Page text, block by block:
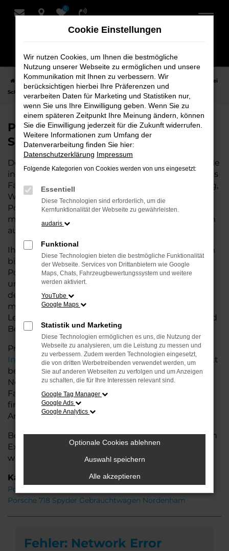
Zum
0
Startseite Nordenham Porsche
Porsche 718 Spyder Fahrzeuge bei
Schmidt + Koch für Nordenham
Porsche 718 Spyder Fahrzeuge bei
Schmidt + Koch für Nordenham
Der Porsche 718 Spyder ist die perfekte Wahl für alle
in Nordenham, die ein zuverlässiges und modernes
Fahrzeug suchen. Ob für den täglichen Arbeitsweg,
Wochenendausflüge oder lange Reisen, der
Porsche 718 Spyder bietet Komfort, Effizienz und
modernes Design, das sowohl in der Stadt als auch
auf dem Land glänzt.
Ihr Porsche Autohaus in der Nähe von Nordenham
bietet Ihnen neben einer breiten Auswahl an
Porsche Fahrzeugen auch umfassende Beratung
und Service. Wir unterstützen Sie bei der Auswahl
des passenden Modells und bieten
maßgeschneiderte Finanzierungslösungen sowie
Leasingoptionen, die perfekt zu Ihrem Budget und
Bedarf passen.
Profitieren Sie von zusätzlichen Services wie
Inzahlungnahme,Wartung und Reparaturendirekt
bei Ihrem Porsche Autohaus in der Nähe von
Nordenham. Mit unserer großen Auswahl an
Fahrzeugen und der professionellen Beratung
finden Sie bei uns das Fahrzeug, das Ihre
Ansprüche erfüllt.
Besuchen Sie uns und lassen Sie sich von unserem
Expertenteam beraten – der Porsche 718 Spyder
wartet auf Sie!
Kategorie
Porsche 718 Spyder Neuwagen Nordenham
Porsche 718 Spyder Gebrauchtwagen Nordenham
Fehler: Network Error
Cookie Einstellungen
Wir nutzen Cookies, um Ihnen die bestmögliche
Nutzung unserer Webseite zu ermöglichen und unsere
Kommunikation mit Ihnen zu verbessern. Wir
berücksichtigen hierbei Ihre Präferenzen und
verarbeiten Daten für Marketing und Statistiken nur,
wenn Sie uns Ihre Einwilligung geben. Wenn Sie zu
einem späteren Zeitpunkt Ihre Meinung ändern, können
Sie die Einwilligung jederzeit für die Zukunft widerrufen.
Weitere Informationen zum Umfang der
Datenverarbeitung finden Sie hier:
Datenschutzerklärung Impressum
Folgende Kategorien von Cookies werden von uns eingesetzt:
Essentiell
Diese Technologien sind erforderlich, um die
Kernfunktionalität der Webseite zu gewährleisten.
audaris
Funktional
Diese Technologien bieten die bestmögliche Funktionalität
der Webseite. Services von Drittanbietern wie Google
Maps, Chats, Fahrzeugbewertungssystem und weitere
werden aktiviert.
YouTube
Google Maps
Statistik und Marketing
Diese Technologien ermöglichen es uns, die Nutzung der
Webseite zu analysieren, um die Leistung zu messen und
zu verbessern. Zudem werden Technologien eingesetzt,
die von dritten Werbetreibenden verwendet werden, um
Sie auf anderen Webseiten zu verfolgen und um Anzeigen
zu schalten, die für Ihre Interessen relevant sind.
Google Tag Manager
Google Ads
Google Analytics
Optionale Cookies ablehnen
Auswahl speichern
Alle akzeptieren